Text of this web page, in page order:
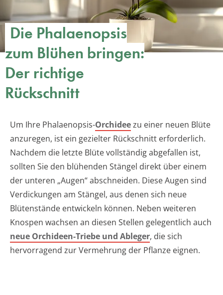
Die Phalaenopsis
zum Blühen bringen:
Der richtige
Rückschnitt
Um Ihre Phalaenopsis-Orchideezu einer neuen Blüte
anzuregen, ist ein gezielter Rückschnitt erforderlich.
Nachdem die letzte Blüte vollständig abgefallen ist,
sollten Sie den blühenden Stängel direkt über einem
der unteren „Augen“ abschneiden. Diese Augen sind
Verdickungen am Stängel, aus denen sich neue
Blütenstände entwickeln können. Neben weiteren
Knospen wachsen an diesen Stellen gelegentlich auch
neue Orchideen-Triebe und Ableger, die sich
hervorragend zur Vermehrung der Pflanze eignen.